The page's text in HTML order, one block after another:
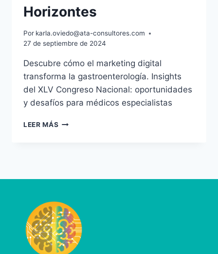
Horizontes
Por karla.oviedo@ata-consultores.com
27 de septiembre de 2024
Descubre cómo el marketing digital
transforma la gastroenterología. Insights
del XLV Congreso Nacional: oportunidades
y desafíos para médicos especialistas
LEER MÁS